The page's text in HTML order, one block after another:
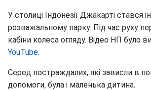
У столиці Індонезії Джакарті стався
розважальному парку. Під час руху
кабіни колеса огляду. Відео НП було
YouTube.
Серед постраждалих, які зависли в
допомоги, була і маленька дитина.